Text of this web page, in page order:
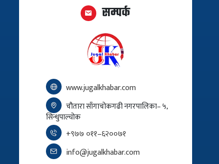
सम्पर्क
www.jugalkhabar.com
चौतारा साँगाचोकगढी नगरपालिका– ५,
सिन्धुपाल्चोक
+९७७ ०११–६२००७१
info@jugalkhabar.com